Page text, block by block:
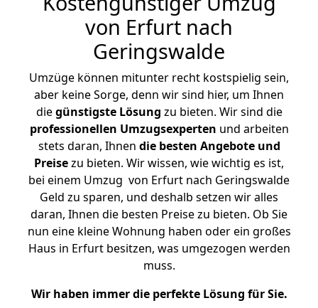
von Erfurt nach
Geringswalde
Umzüge können mitunter recht kostspielig sein,
aber keine Sorge, denn wir sind hier, um Ihnen
diegünstigste Lösung zu bieten. Wir sind die
professionellen Umzugsexperten und arbeiten
stets daran, Ihnen die besten Angebote und
Preisezu bieten. Wir wissen, wie wichtig es ist,
bei einem Umzug von Erfurt nach Geringswalde
Geld zu sparen, und deshalb setzen wir alles
daran, Ihnen die besten Preise zu bieten. Ob Sie
nun eine kleine Wohnung haben oder ein großes
Haus in Erfurt besitzen, was umgezogen werden
muss.
Wir haben immer die perfekte Lösung für Sie.